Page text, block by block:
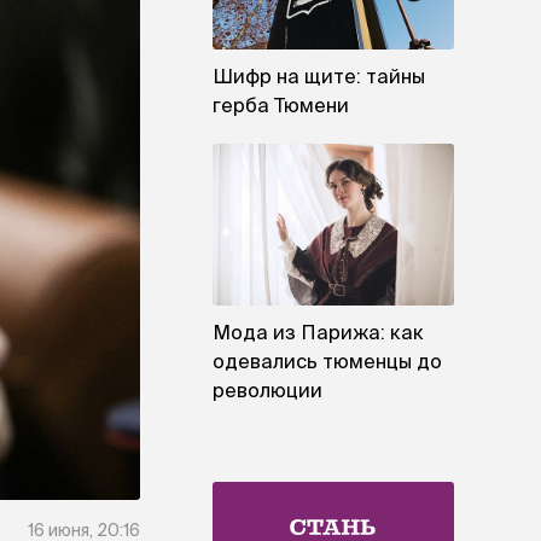
16 июня, 20:16
Шифр на щите: тайны
герба Тюмени
Мода из Парижа: как
одевались тюменцы до
революции